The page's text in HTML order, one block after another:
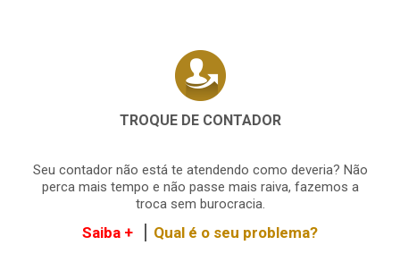
TROQUE DE CONTADOR
Seu contador não está te atendendo como deveria? Não
perca mais tempo e não passe mais raiva, fazemos a
troca sem burocracia.
Saiba + Qual é o seu problema?